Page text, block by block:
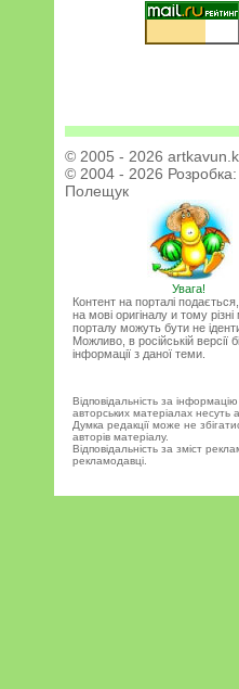
© 2005 - 2026
© 2004 - 2026 Розробка:
Полещук
Увага!
Контент на порталі
на мові оригіналу и тому різні
порталу можуть бути не
Можливо, в російській версії
інформації з даної теми.
Відповідальність за
авторських матеріалах несуть
Думка редакції може не
авторів матеріалу.
Відповідальність за зміст
рекламодавці.